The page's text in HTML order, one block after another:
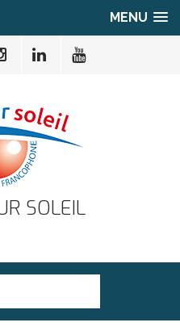
MENU
SOLEIL